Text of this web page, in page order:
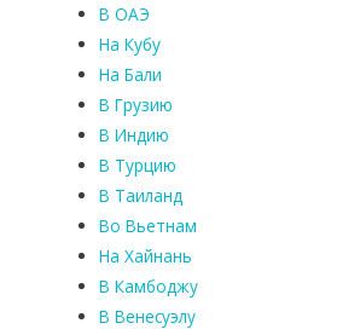
В ОАЭ
На Кубу
На Бали
В Грузию
В Индию
В Турцию
В Таиланд
Во Вьетнам
На Хайнань
В Камбоджу
В Венесуэлу